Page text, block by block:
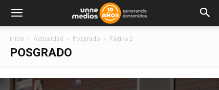
Inicio Actualidad Posgrado Página 2
POSGRADO